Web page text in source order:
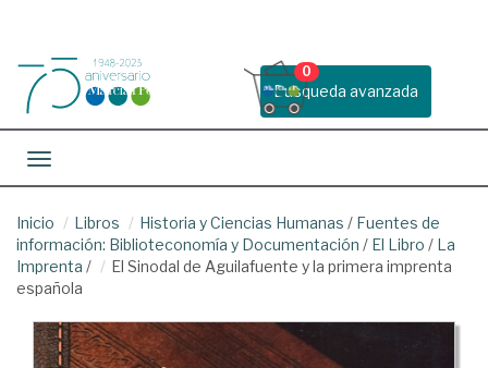
Busqueda avanzada
0
Toggle navigation
Inicio Libros Historia y Ciencias Humanas / Fuentes de
información: Biblioteconomía y Documentación / El Libro / La
Imprenta /
El Sinodal de Aguilafuente y la primera imprenta
española